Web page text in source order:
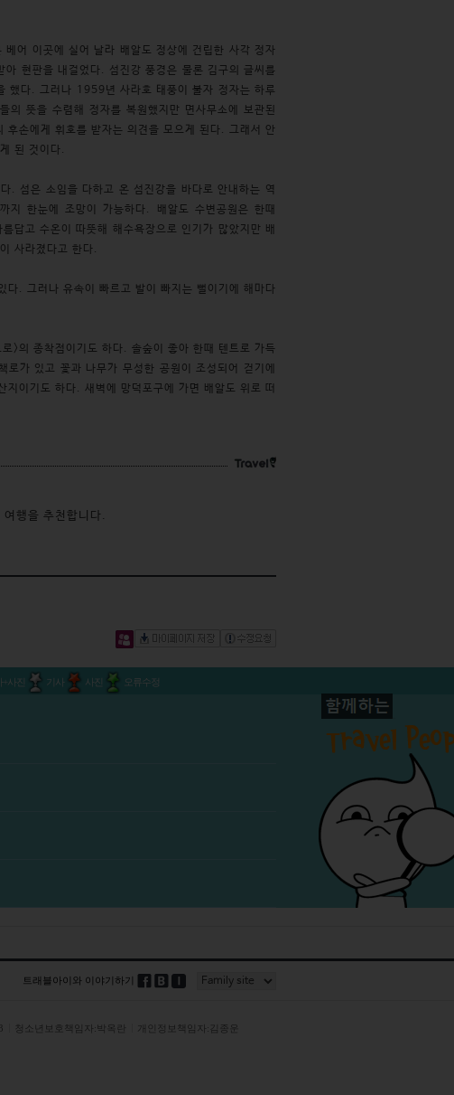
어 이곳에 실어 날라 배알도 정상에 건립한 사각 정자
현판을 내걸었다. 섬진강 풍경은 물론 김구의 글씨를
했다. 그러나 1959년 사라호 태풍이 불자 정자는 하루
의 뜻을 수렴해 정자를 복원했지만 면사무소에 보관된
손에게 휘호를 받자는 의견을 모으게 된다. 그래서 안
된 것이다.
. 섬은 소임을 다하고 온 섬진강을 바다로 안내하는 역
지 한눈에 조망이 가능하다. 배알도 수변공원은 한때
답고 수온이 따뜻해 해수욕장으로 인기가 많았지만 배
사라졌다고 한다.
. 그러나 유속이 빠르고 발이 빠지는 뻘이기에 해마다
>의 종착점이기도 하다. 솔숲이 좋아 한때 텐트로 가득
가 있고 꽃과 나무가 무성한 공원이 조성되어 걷기에
이기도 하다. 새벽에 망덕포구에 가면 배알도 위로 떠
행을 추천합니다.
+사진 기사 사진 오류수정
트래블아이와 이야기하기
청소년보호책임자:박옥란
개인정보책임자:김종운